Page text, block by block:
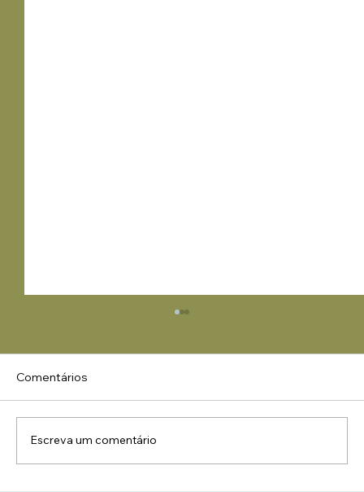
Comentários
Escreva um comentário